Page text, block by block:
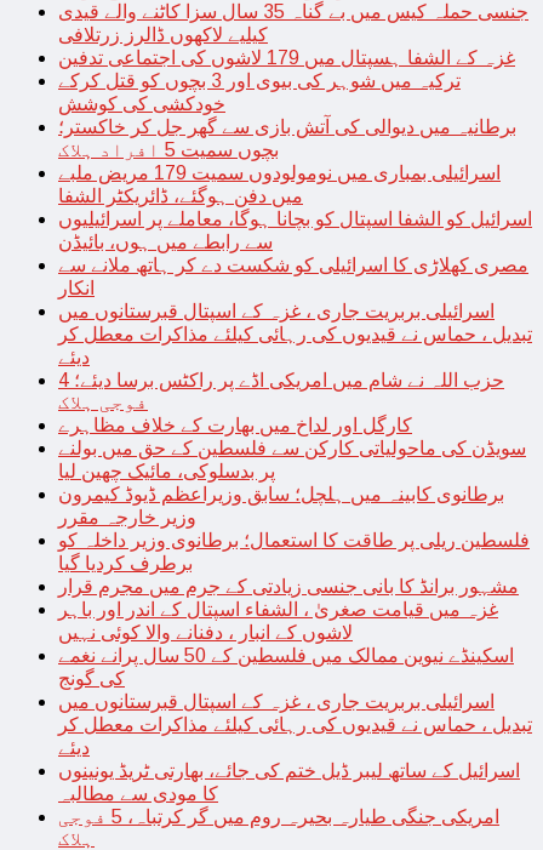
جنسی حملہ کیس میں بے گناہ 35 سال سزا کاٹنے والے قیدی
کیلیے لاکھوں ڈالرز زرتلافی
غزہ کے الشفا ہسپتال میں 179 لاشوں کی اجتماعی تدفین
ترکیہ میں شوہر کی بیوی اور 3 بچوں کو قتل کرکے
خودکشی کی کوشش
برطانیہ میں دیوالی کی آتش بازی سے گھر جل کر خاکستر؛
بچوں سمیت 5 افراد ہلاک
اسرائیلی بمباری میں نومولودوں سمیت 179 مریض ملبے
میں دفن ہوگئے، ڈائریکٹر الشفا
اسرائیل کو الشفا اسپتال کو بچانا ہوگا، معاملے پر اسرائیلیوں
سے رابطے میں ہوں، بائیڈن
مصری کھلاڑی کا اسرائیلی کو شکست دے کر ہاتھ ملانے سے
انکار
اسرائیلی بربریت جاری ، غزہ کے اسپتال قبرستانوں میں
تبدیل ، حماس نے قیدیوں کی رہائی کیلئے مذاکرات معطل کر
دیئے
حزب اللہ نے شام میں امریکی اڈے پر راکٹس برسا دیئے؛ 4
فوجی ہلاک
کارگل اور لداخ میں بھارت کے خلاف مظاہرے
سویڈن کی ماحولیاتی کارکن سے فلسطین کے حق میں بولنے
پر بدسلوکی، مائیک چھین لیا
برطانوی کابینہ میں ہلچل؛ سابق وزیراعظم ڈیوڈ کیمرون
وزیر خارجہ مقرر
فلسطین ریلی پر طاقت کا استعمال؛ برطانوی وزیر داخلہ کو
برطرف کردیا گیا
مشہور برانڈ کا بانی جنسی زیادتی کے جرم میں مجرم قرار
غزہ میں قیامت صغریٰ ، الشفاء اسپتال کے اندر اور باہر
لاشوں کے انبار ، دفنانے والا کوئی نہیں
اسکینڈے نیوین ممالک میں فلسطین کے 50 سال پرانے نغمے
کی گونج
اسرائیلی بربریت جاری ، غزہ کے اسپتال قبرستانوں میں
تبدیل ، حماس نے قیدیوں کی رہائی کیلئے مذاکرات معطل کر
دیئے
اسرائیل کے ساتھ لیبر ڈیل ختم کی جائے، بھارتی ٹریڈ یونینوں
کا مودی سے مطالبہ
امریکی جنگی طیارہ بحیرہ روم میں گر کرتباہ، 5 فوجی
ہلاک